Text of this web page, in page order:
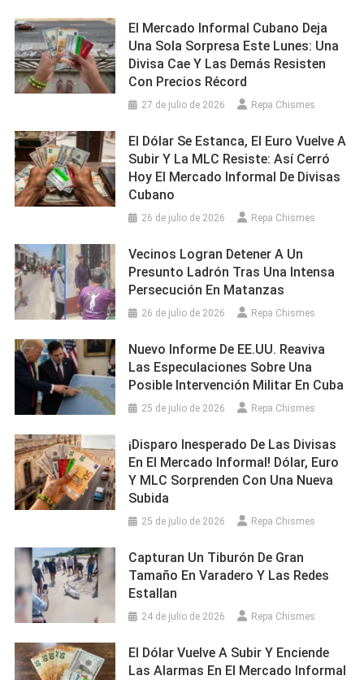
El Mercado Informal Cubano Deja
Una Sola Sorpresa Este Lunes: Una
Divisa Cae Y Las Demás Resisten
Con Precios Récord
27 de julio de 2026 Repa Chismes
El Dólar Se Estanca, El Euro Vuelve A
Subir Y La MLC Resiste: Así Cerró
Hoy El Mercado Informal De Divisas
Cubano
26 de julio de 2026 Repa Chismes
Vecinos Logran Detener A Un
Presunto Ladrón Tras Una Intensa
Persecución En Matanzas
26 de julio de 2026 Repa Chismes
Nuevo Informe De EE.UU. Reaviva
Las Especulaciones Sobre Una
Posible Intervención Militar En Cuba
25 de julio de 2026 Repa Chismes
¡Disparo Inesperado De Las Divisas
En El Mercado Informal! Dólar, Euro
Y MLC Sorprenden Con Una Nueva
Subida
25 de julio de 2026 Repa Chismes
Capturan Un Tiburón De Gran
Tamaño En Varadero Y Las Redes
Estallan
24 de julio de 2026 Repa Chismes
El Dólar Vuelve A Subir Y Enciende
Las Alarmas En El Mercado Informal